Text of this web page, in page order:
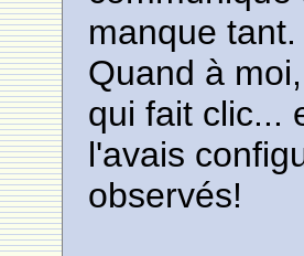
manque tant.
Quand à
qui fait clic...
l'avais
observés!